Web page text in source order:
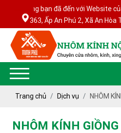
mừng bạn đã đến với Website của
363, Ấp An Phú 2, Xã An Hòa
NHÔM
THẤT
NHÔM
THẤT
Trang chủ Dịch vụ NHÔM
NHÔM KÍNH